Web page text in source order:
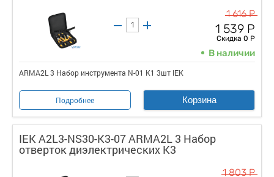
1 616 Р
1 539 Р
Скидка 0 Р
В наличии
ARMA2L 3 Набор инструмента N-01 K1 3шт IEK
Подробнее Корзина
IEK A2L3-NS30-K3-07 ARMA2L 3 Набор
отверток диэлектрических K3
1 803 Р